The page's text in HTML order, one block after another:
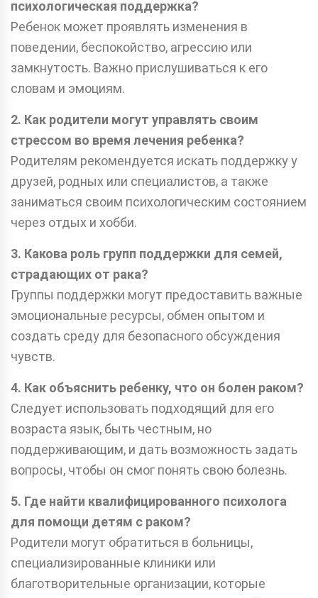
психологическая поддержка?
Ребенок может проявлять изменения в
поведении, беспокойство, агрессию или
замкнутость. Важно прислушиваться к его
словам и эмоциям.
2. Как родители могут управлять своим
стрессом во время лечения ребенка?
Родителям рекомендуется искать поддержку у
друзей, родных или специалистов, а также
заниматься своим психологическим состоянием
через отдых и хобби.
3. Какова роль групп поддержки для семей,
страдающих от рака?
Группы поддержки могут предоставить важные
эмоциональные ресурсы, обмен опытом и
создать среду для безопасного обсуждения
чувств.
4. Как объяснить ребенку, что он болен раком?
Следует использовать подходящий для его
возраста язык, быть честным, но
поддерживающим, и дать возможность задать
вопросы, чтобы он смог понять свою болезнь.
5. Где найти квалифицированного психолога
для помощи детям с раком?
Родители могут обратиться в больницы,
специализированные клиники или
благотворительные организации, которые